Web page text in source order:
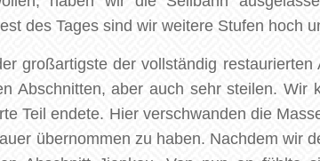
des Tages sind wir weitere Stufen hoch
großartigste der vollständig
Abschnitten, aber auch sehr steilen. Wir
Teil endete. Hier verschwanden die
übernommen zu haben. Nachdem wir